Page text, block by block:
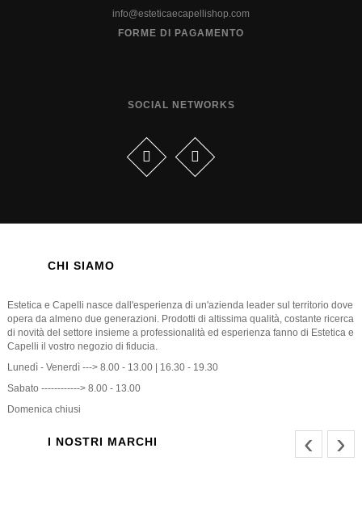
info@esteticaecapellishop.com
FORME DI PAGAMENTO
SOCIAL NETWORKS
CHI SIAMO
Estetica e Capelli nasce dall'esperienza di un'azienda leader sul territorio dove
opera da almeno due generazioni. Prodotti di altissima qualità, costante ricerca
di novità del settore insieme a professionalità ed esperienza fanno di Estetica e
Capelli il vostro negozio di fiducia.
Lunedì - Venerdì ---> 8.00 - 13.00 | 16.30 - 19.30
Sabato ------------> 8.00 - 13.00
Domenica chiusi
I NOSTRI MARCHI ‹ ›